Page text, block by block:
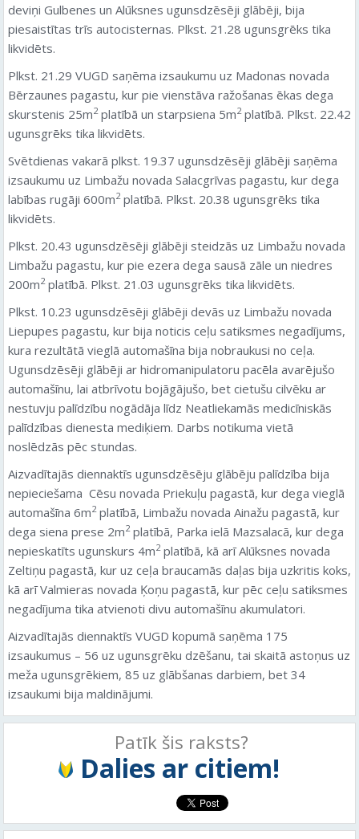
deviņi Gulbenes un Alūksnes ugunsdzēsēji glābēji, bija
piesaistītas trīs autocisternas. Plkst. 21.28 ugunsgrēks tika
likvidēts.
Plkst. 21.29 VUGD saņēma izsaukumu uz Madonas novada
Bērzaunes pagastu, kur pie vienstāva ražošanas ēkas dega
skurstenis 25m2platībā un starpsiena 5m2platībā. Plkst. 22.42
ugunsgrēks tika likvidēts.
Svētdienas vakarā plkst. 19.37 ugunsdzēsēji glābēji saņēma
izsaukumu uz Limbažu novada Salacgrīvas pagastu, kur dega
labības rugāji 600m2platībā. Plkst. 20.38 ugunsgrēks tika
likvidēts.
Plkst. 20.43 ugunsdzēsēji glābēji steidzās uz Limbažu novada
Limbažu pagastu, kur pie ezera dega sausā zāle un niedres
200m2platībā. Plkst. 21.03 ugunsgrēks tika likvidēts.
Plkst. 10.23 ugunsdzēsēji glābēji devās uz Limbažu novada
Liepupes pagastu, kur bija noticis ceļu satiksmes negadījums,
kura rezultātā vieglā automašīna bija nobraukusi no ceļa.
Ugunsdzēsēji glābēji ar hidromanipulatoru pacēla avarējušo
automašīnu, lai atbrīvotu bojāgājušo, bet cietušu cilvēku ar
nestuvju palīdzību nogādāja līdz Neatliekamās medicīniskās
palīdzības dienesta mediķiem. Darbs notikuma vietā
noslēdzās pēc stundas.
Aizvadītajās diennaktīs ugunsdzēsēju glābēju palīdzība bija
nepieciešama Cēsu novada Priekuļu pagastā, kur dega vieglā
automašīna 6m2platībā, Limbažu novada Ainažu pagastā, kur
dega siena prese 2m2platībā, Parka ielā Mazsalacā, kur dega
nepieskatīts ugunskurs 4m2platībā, kā arī Alūksnes novada
Zeltiņu pagastā, kur uz ceļa braucamās daļas bija uzkritis koks,
kā arī Valmieras novada Ķoņu pagastā, kur pēc ceļu satiksmes
negadījuma tika atvienoti divu automašīnu akumulatori.
Aizvadītajās diennaktīs VUGD kopumā saņēma 175
izsaukumus – 56 uz ugunsgrēku dzēšanu, tai skaitā astoņus uz
meža ugunsgrēkiem, 85 uz glābšanas darbiem, bet 34
izsaukumi bija maldinājumi.
Patīk šis raksts?
Dalies ar citiem!